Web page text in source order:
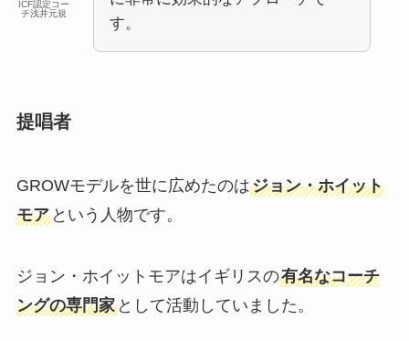
ICF認定コー
チ浅井元規
す。
提唱者
GROWモデルを世に広めたのはジョン・ホイット
モアという人物です。
ジョン・ホイットモアはイギリスの有名なコーチ
ングの専門家として活動していました。